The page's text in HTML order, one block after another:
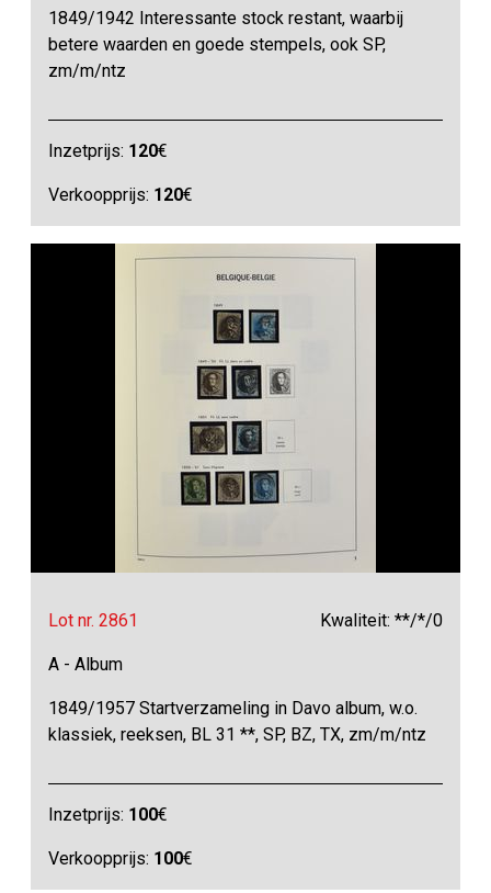
1849/1942 Interessante stock restant, waarbij
betere waarden en goede stempels, ook SP,
zm/m/ntz
Inzetprijs: 120€
Verkoopprijs: 120€
Lot nr. 2861 Kwaliteit: **/*/0
A - Album
1849/1957 Startverzameling in Davo album, w.o.
klassiek, reeksen, BL 31 **, SP, BZ, TX, zm/m/ntz
Inzetprijs: 100€
Verkoopprijs: 100€